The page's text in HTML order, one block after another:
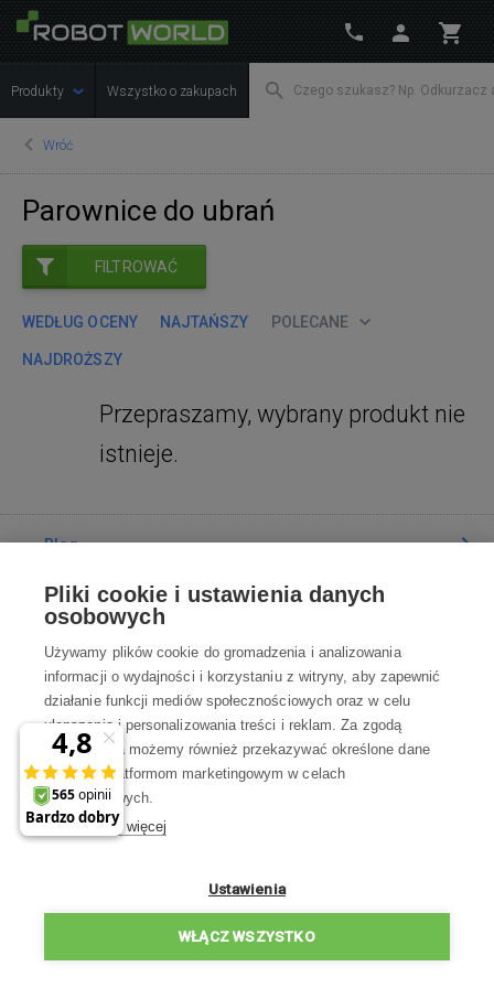
Produkty Wszystko o zakupach
Wróć
Parownice do ubrań
FILTROWAĆ
WEDŁUG OCENY NAJTAŃSZY POLECANE
NAJDROŻSZY
Przepraszamy, wybrany produkt nie
istnieje.
Blog
Poradnia
Wszystko o zakupach
Kontakt
Skontaktuj się z Nami
Pon-Pt 8:00—17:00
WSZYSTKIE KONTAKTY
Pliki cookie i ustawienia danych
osobowych
Używamy plików cookie do gromadzenia i analizowania
informacji o wydajności i korzystaniu z witryny, aby zapewnić
działanie funkcji mediów społecznościowych oraz w celu
ulepszania i personalizowania treści i reklam. Za zgodą
użytkownika możemy również przekazywać określone dane
osobowe platformom marketingowym w celach
marketingowych.
Dowiedz się więcej
Ustawienia
WŁĄCZ WSZYSTKO